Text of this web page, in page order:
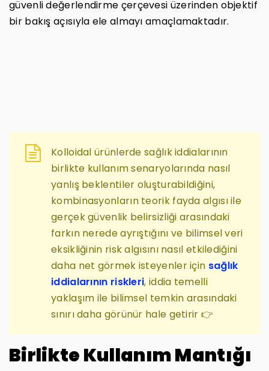
güvenli değerlendirme çerçevesi üzerinden objektif
bir bakış açısıyla ele almayı amaçlamaktadır.
Kolloidal ürünlerde sağlık iddialarının
birlikte kullanım senaryolarında nasıl
yanlış beklentiler oluşturabildiğini,
kombinasyonların teorik fayda algısı ile
gerçek güvenlik belirsizliği arasındaki
farkın nerede ayrıştığını ve bilimsel veri
eksikliğinin risk algısını nasıl etkilediğini
daha net görmek isteyenler için sağlık
iddialarının riskleri, iddia temelli
yaklaşım ile bilimsel temkin arasındaki
sınırı daha görünür hale getirir 👉
Birlikte Kullanım Mantığı